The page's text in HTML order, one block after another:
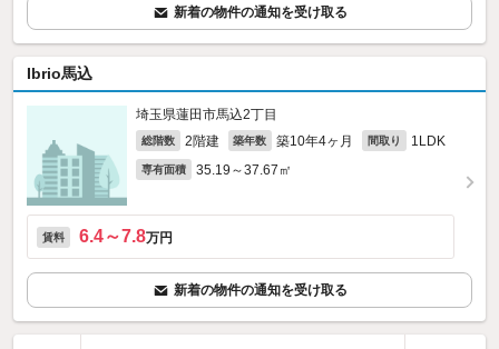
新着の物件の通知を受け取る
Ibrio馬込
埼玉県蓮田市馬込2丁目
総階数 2階建 築年数 築10年4ヶ月 間取り 1LDK
専有面積 35.19～37.67㎡
賃料 6.4～7.8万円
新着の物件の通知を受け取る